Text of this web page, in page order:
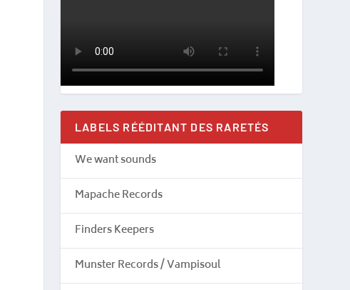
LABELS RÉÉDITANT DES RARETÉS
We want sounds
Mapache Records
Finders Keepers
Munster Records / Vampisoul